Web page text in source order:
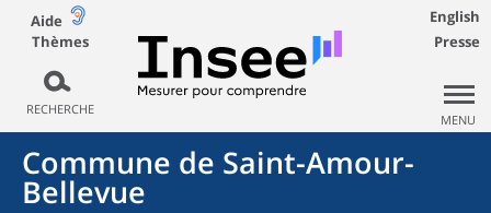
Aide
Thèmes
RECHERCHE
English
Presse
MENU
Commune de Saint-Amour-
Bellevue